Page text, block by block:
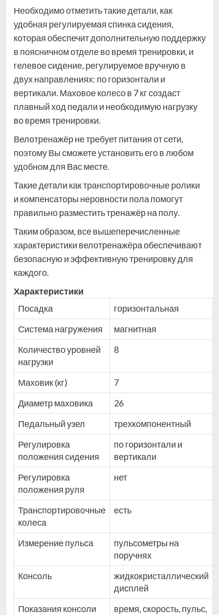
Необходимо отметить такие детали, как
удобная регулируемая спинка сидения,
которая обеспечит дополнительную поддержку
в поясничном отделе во время тренировки, и
гелевое сидение, регулируемое вручную в
двух направлениях: по горизонтали и
вертикали. Маховое колесо в 7 кг создаст
плавный ход педали и необходимую нагрузку
во время тренировки.
Велотренажёр не требует питания от сети,
поэтому Вы сможете установить его в любом
удобном для Вас месте.
Такие детали как транспортировочные ролики
и компенсаторы неровности пола помогут
правильно разместить тренажёр на полу.
Таким образом, все вышеперечисленные
характеристики велотренажёра обеспечивают
безопасную и эффективную тренировку для
каждого.
Характеристики
Посадка
горизонтальная
Система нагружения
магнитная
Количество уровней
нагрузки
8
Маховик (кг)
7
Диаметр маховика
26
Педальный узел
трехкомпонентный
Регулировка
положения сидения
по горизонтали и
вертикали
Регулировка
положения руля
нет
Транспортировочные
колеса
есть
Измерение пульса
пульсометры на
поручнях
Консоль
жидкокристаллический
дисплей
Показания консоли
время, скорость, пульс,